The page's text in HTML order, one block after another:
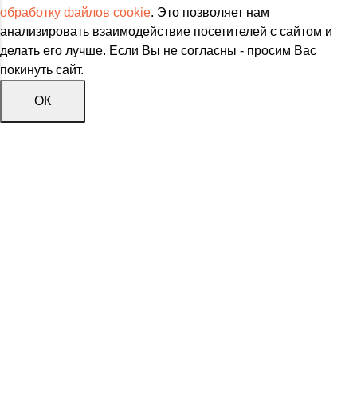
обработку файлов cookie. Это позволяет нам
анализировать взаимодействие посетителей с сайтом и
делать его лучше. Если Вы не согласны - просим Вас
покинуть сайт.
ОК